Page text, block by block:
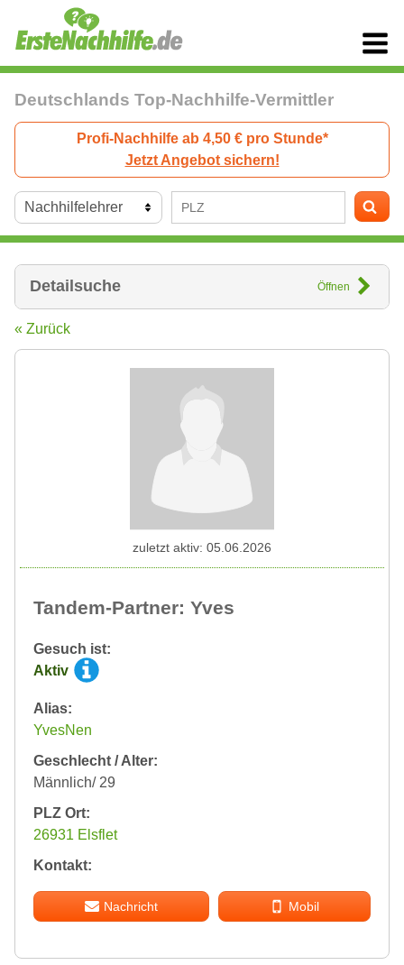
Deutschlands Top-Nachhilfe-Vermittler
Profi-Nachhilfe ab 4,50 € pro Stunde*
Jetzt Angebot sichern!
Detailsuche Öffnen
« Zurück
Tandem-Partner: Yves
Gesuch ist:
Aktiv
Alias:
YvesNen
Geschlecht / Alter:
Männlich/ 29
PLZ Ort:
26931 Elsflet
Kontakt:
Nachricht Mobil
zuletzt aktiv: 05.06.2026